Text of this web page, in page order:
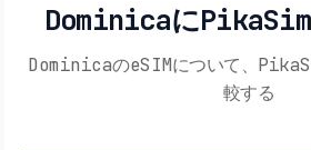
Dominicaに
DominicaのeSIMについて、
較する